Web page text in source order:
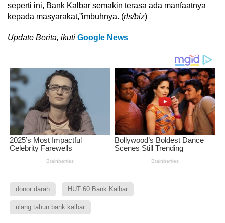
seperti ini, Bank Kalbar semakin terasa ada manfaatnya
kepada masyarakat,”imbuhnya. (rls/biz)
Update Berita, ikuti Google News
donor darah HUT 60 Bank Kalbar
ulang tahun bank kalbar